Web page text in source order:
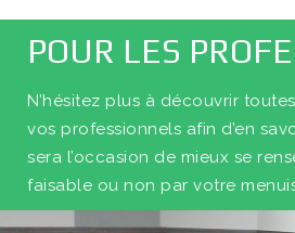
POUR LES
N’hésitez plus à découvrir
vos professionnels afin d’en
sera l’occasion de mieux se
faisable ou non par votre